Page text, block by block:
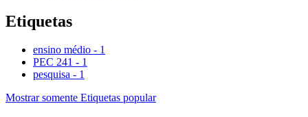
Etiquetas
ensino médio - 1
PEC 241 - 1
pesquisa - 1
Mostrar somente Etiquetas popular